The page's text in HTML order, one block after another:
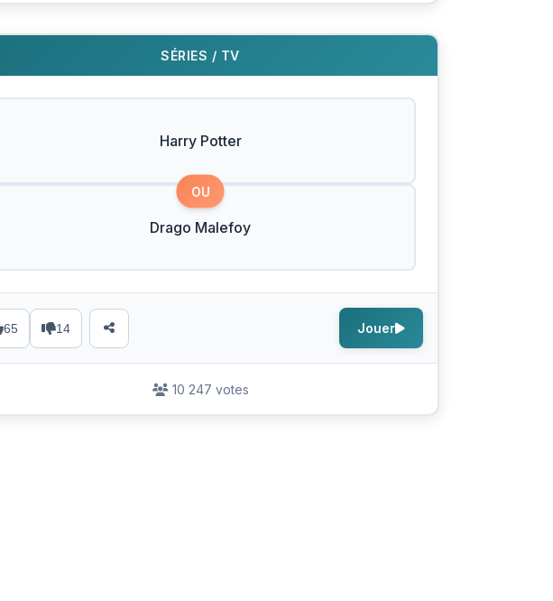
SÉRIES / TV
Harry Potter
OU
Drago Malefoy
65 14 Jouer
10 247 votes